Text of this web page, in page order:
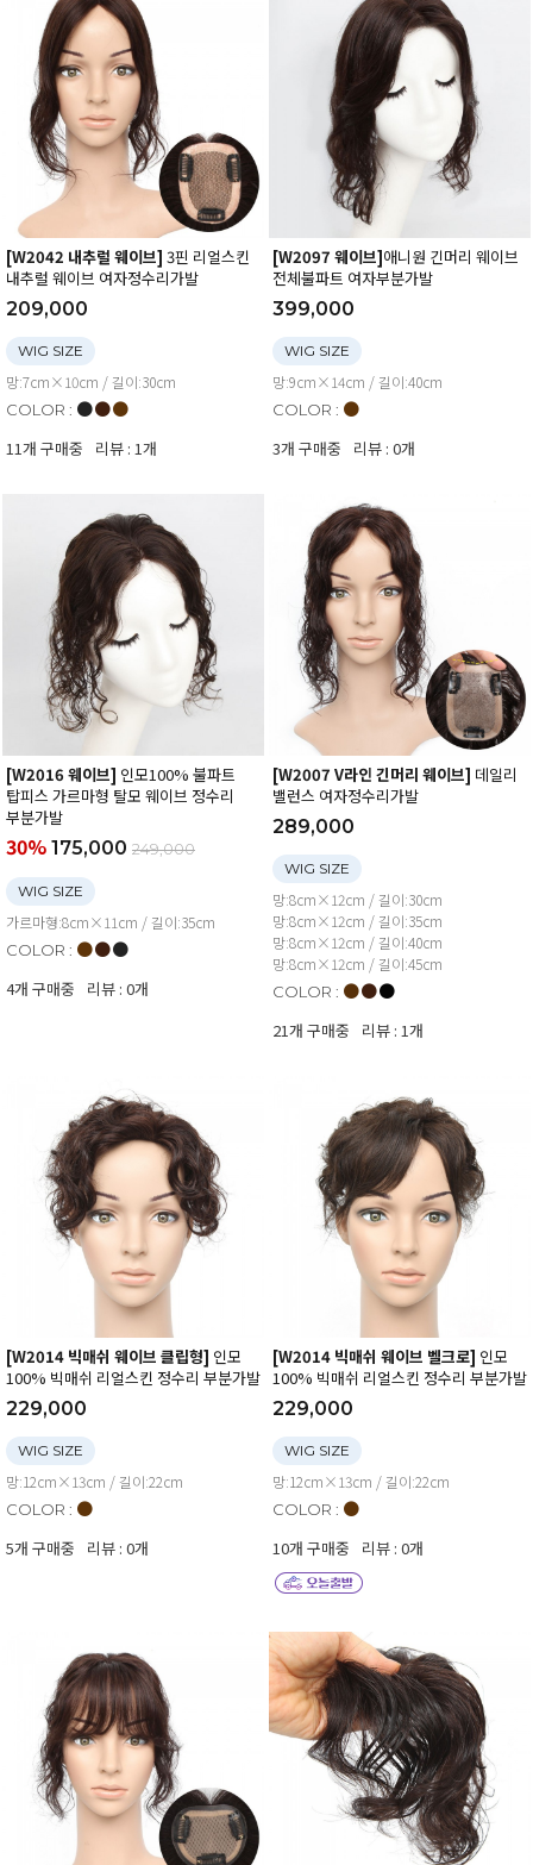
[W2042 내추럴 웨이브] 3핀 리얼스킨
내추럴 웨이브 여자정수리가발
209,000
WIG SIZE
망:7cm×10cm / 길이:30cm
COLOR : ● ● ●
11개 구매중 리뷰 : 1개
[W2097 웨이브]애니원 긴머리 웨이브
전체불파트 여자부분가발
399,000
WIG SIZE
망:9cm×14cm / 길이:40cm
COLOR : ●
3개 구매중 리뷰 : 0개
[W2016 웨이브] 인모100% 불파트
탑피스 가르마형 탈모 웨이브 정수리
부분가발
30% 175,000 249,000
WIG SIZE
가르마형:8cm×11cm / 길이:35cm
COLOR : ● ● ●
4개 구매중 리뷰 : 0개
[W2007 V라인 긴머리 웨이브] 데일리
밸런스 여자정수리가발
289,000
WIG SIZE
망:8cm×12cm / 길이:30cm
망:8cm×12cm / 길이:35cm
망:8cm×12cm / 길이:40cm
망:8cm×12cm / 길이:45cm
COLOR : ● ● ●
21개 구매중 리뷰 : 1개
[W2014 빅매쉬 웨이브 클립형] 인모
100% 빅매쉬 리얼스킨 정수리 부분가발
229,000
WIG SIZE
망:12cm×13cm / 길이:22cm
COLOR : ●
5개 구매중 리뷰 : 0개
[W2014 빅매쉬 웨이브 벨크로] 인모
100% 빅매쉬 리얼스킨 정수리 부분가발
229,000
WIG SIZE
망:12cm×13cm / 길이:22cm
COLOR : ●
10개 구매중 리뷰 : 0개